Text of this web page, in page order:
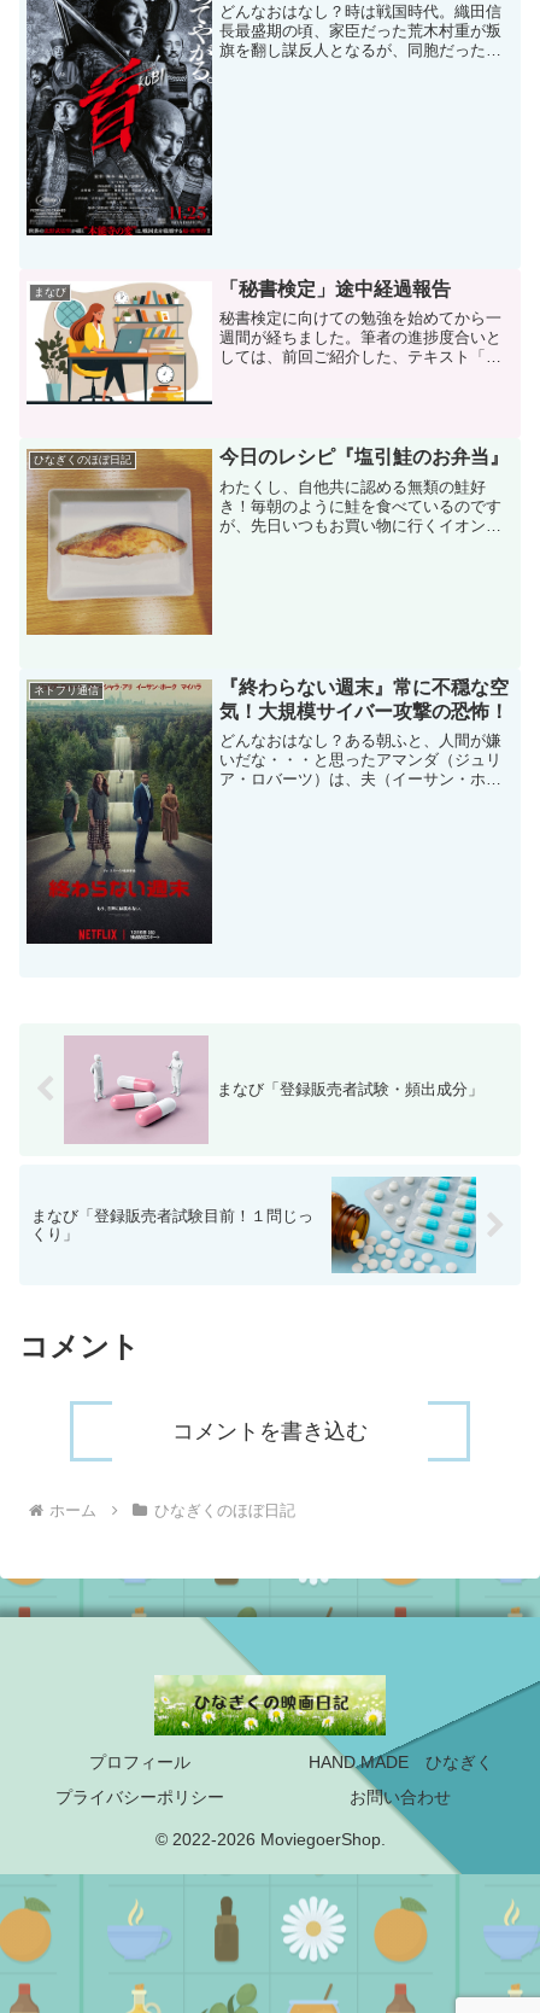
どんなおはなし？時は戦国時代。織田信
長最盛期の頃、家臣だった荒木村重が叛
旗を翻し謀反人となるが、同胞だった明
まなび 「秘書検定」途中経過報告
秘書検定に向けての勉強を始めてから一
週間が経ちました。筆者の進捗度合いと
しては、前回ご紹介した、テキスト「秘
ひなぎくのほぼ日記 今日のレシピ『塩引鮭のお弁当』
わたくし、自他共に認める無類の鮭好
き！毎朝のように鮭を食べているのです
が、先日いつもお買い物に行くイオンに
ネトフリ通信
『終わらない週末』常に不穏な空
気！大規模サイバー攻撃の恐怖！
どんなおはなし？ある朝ふと、人間が嫌
いだな・・・と思ったアマンダ（ジュリ
ア・ロバーツ）は、夫（イーサン・ホー
まなび「登録販売者試験・頻出成分」
まなび「登録販売者試験目前！１問じっ
くり」
コメント
コメントを書き込む
ホーム ひなぎくのほぼ日記
プロフィール
HAND MADE ひなぎく
プライバシーポリシー
お問い合わせ
© 2022-2026 MoviegoerShop.